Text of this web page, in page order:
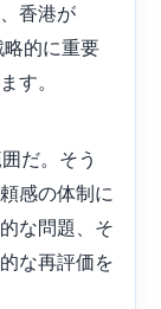
香港が
的に重要
す。
だ。そう
感の体制に
な問題、そ
な再評価を